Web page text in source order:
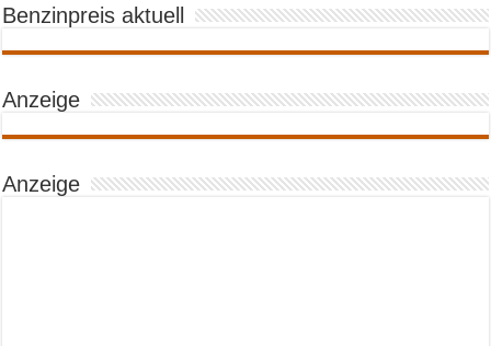
Benzinpreis aktuell
Anzeige
Anzeige